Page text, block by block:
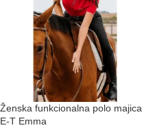
Ženska funkcionalna polo majica
E-T Emma